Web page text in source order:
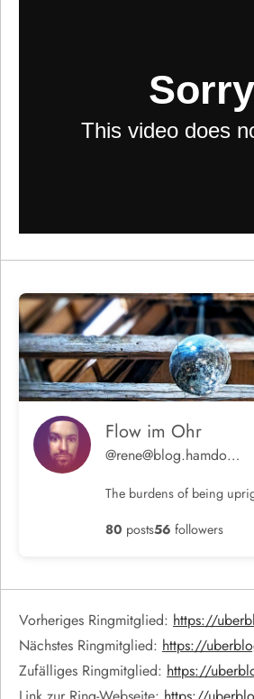
Flow im Ohr
@rene@blog.hamdorf.org
The burdens of being
80 posts56 followers
Vorheriges Ringmitglied: https://
Nächstes Ringmitglied: https://
Zufälliges Ringmitglied: https://